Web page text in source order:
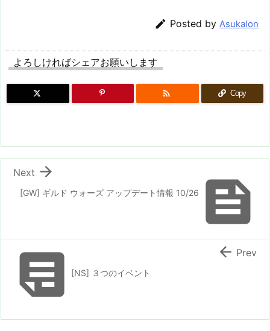
 Posted by Asukalon
よろしければシェアお願いします
 Copy

[GW] ギルド ウォーズ アップデート情報 10/26

Next
[NS] ３つのイベント
 Prev